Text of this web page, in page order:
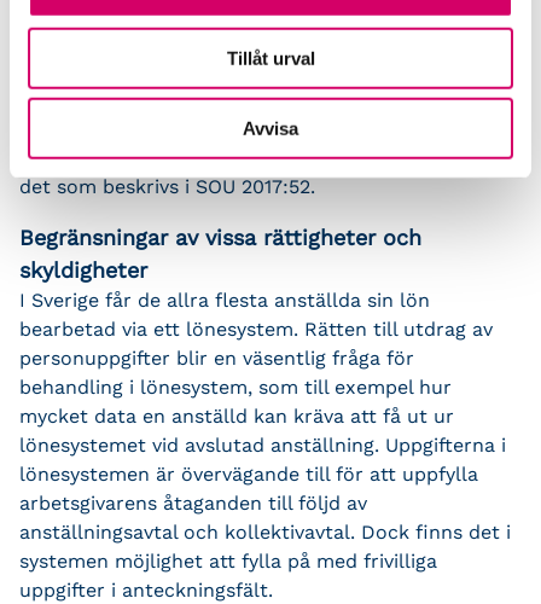
Tillåt urval
Avvisa
redovisningstjänster. Som företrädare för
fram specificeringar om hur man i praktiken ska
tillämpa dataskyddsförordningen i en motsvarande
kod. Srf Lönsam har för avsikt att ta fram en
gemensam uppförandekod/branschkod motsvarande
det som beskrivs i SOU 2017:52.
Begränsningar av vissa rättigheter och
skyldigheter
I Sverige får de allra flesta anställda sin lön
bearbetad via ett lönesystem. Rätten till utdrag av
personuppgifter blir en väsentlig fråga för
behandling i lönesystem, som till exempel hur
mycket data en anställd kan kräva att få ut ur
lönesystemet vid avslutad anställning. Uppgifterna i
lönesystemen är övervägande till för att uppfylla
arbetsgivarens åtaganden till följd av
anställningsavtal och kollektivavtal. Dock finns det i
systemen möjlighet att fylla på med frivilliga
uppgifter i anteckningsfält.